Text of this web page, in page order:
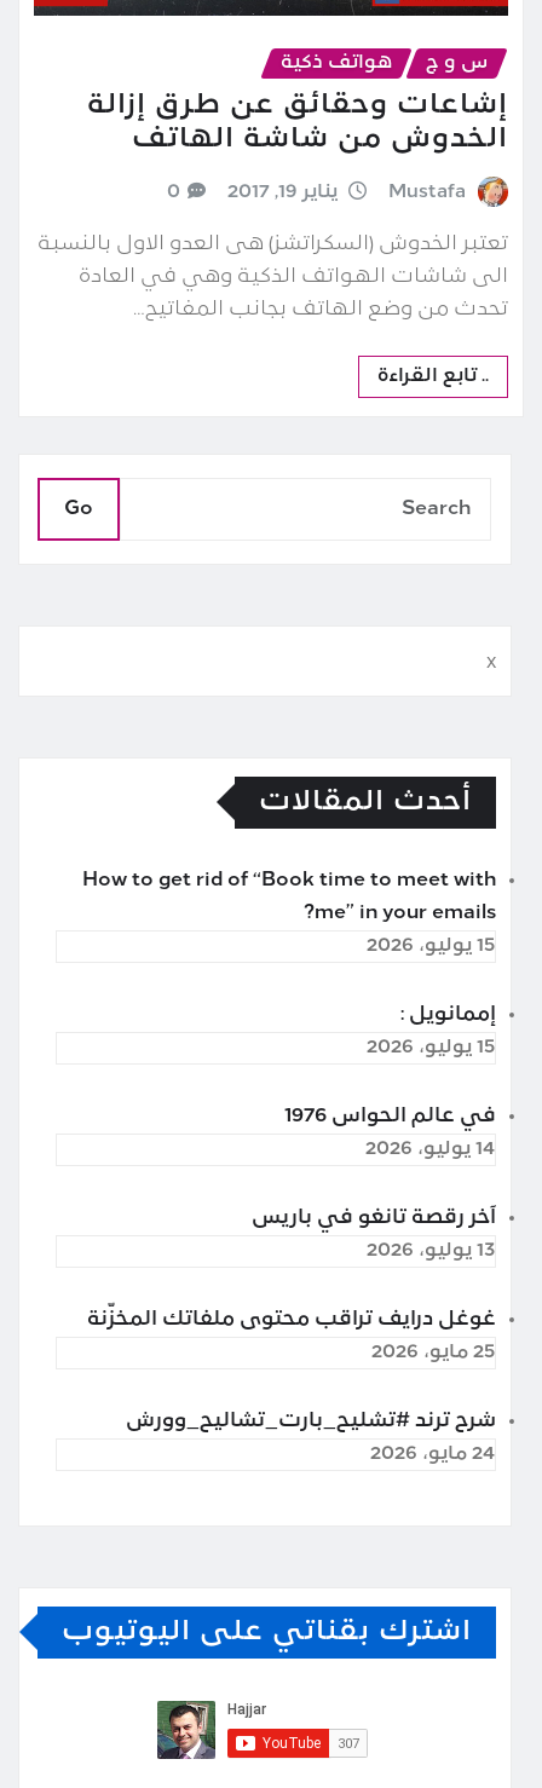
س و ج هواتف ذكية
إشاعات وحقائق عن طرق إزالة
الخدوش من شاشة الهاتف
Mustafa يناير 19, 2017 0
تعتبر الخدوش (السكراتشز) هى العدو الاول بالنسبة
الى شاشات الهواتف الذكية وهي في العادة
تحدث من وضع الهاتف بجانب المفاتيح…
.. تابع القراءة
Go
x
أحدث المقالات
How to get rid of “Book time to meet with
me” in your emails?
15 يوليو، 2026
إممانويل :
15 يوليو، 2026
في عالم الحواس 1976
14 يوليو، 2026
آخر رقصة تانغو في باريس
13 يوليو، 2026
غوغل درايف تراقب محتوى ملفاتك المخزّنة
25 مايو، 2026
شرح ترند #تشليح_بارت_تشاليح_وورش
24 مايو، 2026
اشترك بقناتي على اليوتيوب